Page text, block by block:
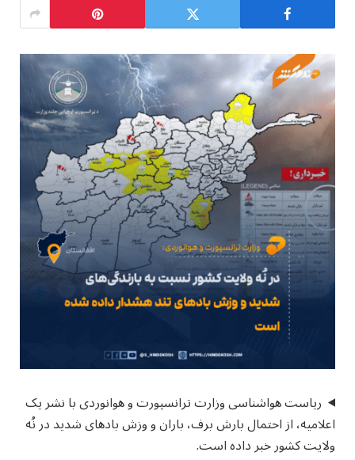
ریاست هواشناسی وزارت ترانسپورت و هوانوردی با نشر یک
اعلامیه، از احتمال بارش برف، باران و وزش بادهای شدید در نُه
ولایت کشور خبر داده است.